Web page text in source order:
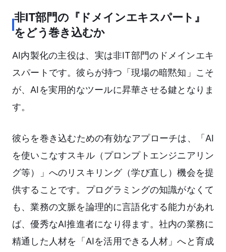
非IT部門の『ドメインエキスパート』
をどう巻き込むか
AI内製化の主役は、実は非IT部門のドメインエキ
スパートです。彼らが持つ「現場の暗黙知」こそ
が、AIを実用的なツールに昇華させる鍵となりま
す。
彼らを巻き込むための有効なアプローチは、「AI
を使いこなすスキル（プロンプトエンジニアリン
グ等）」へのリスキリング（学び直し）機会を提
供することです。プログラミングの知識がなくて
も、業務の文脈を論理的に言語化する能力があれ
ば、優秀なAI推進者になり得ます。社内の業務に
精通した人材を「AIを活用できる人材」へと育成